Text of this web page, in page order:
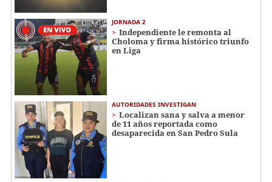
JORNADA 2
Independiente le remonta al
Choloma y firma histórico triunfo
en Liga
AUTORIDADES INVESTIGAN
Localizan sana y salva a menor
de 11 años reportada como
desaparecida en San Pedro Sula